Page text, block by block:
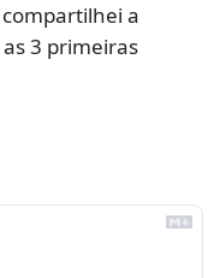
a
3 primeiras